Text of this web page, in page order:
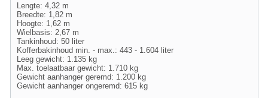
Lengte: 4,32 m
Breedte: 1,82 m
Hoogte: 1,62 m
Wielbasis: 2,67 m
Tankinhoud: 50 liter
Kofferbakinhoud min. - max.: 443 - 1.604 liter
Leeg gewicht: 1.135 kg
Max. toelaatbaar gewicht: 1.710 kg
Gewicht aanhanger geremd: 1.200 kg
Gewicht aanhanger ongeremd: 615 kg